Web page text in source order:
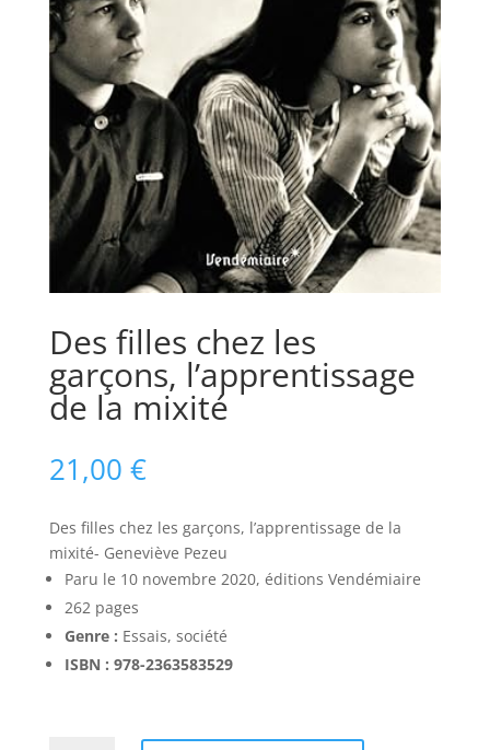
Des filles chez les
garçons, l’apprentissage
de la mixité
21,00 €
Des filles chez les garçons, l’apprentissage de la
mixité- Geneviève Pezeu
Paru le 10 novembre 2020, éditions Vendémiaire
262 pages
Genre : Essais, société
ISBN : 978-2363583529